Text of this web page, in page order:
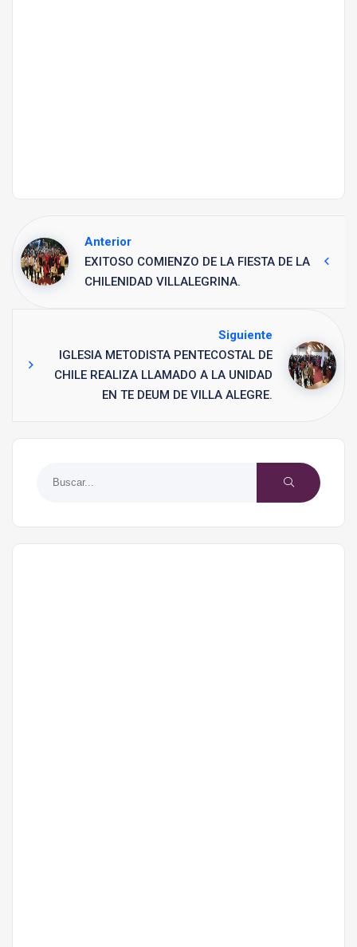
Anterior
EXITOSO COMIENZO DE LA FIESTA DE LA
CHILENIDAD VILLALEGRINA.
Siguiente
IGLESIA METODISTA PENTECOSTAL DE
CHILE REALIZA LLAMADO A LA UNIDAD
EN TE DEUM DE VILLA ALEGRE.